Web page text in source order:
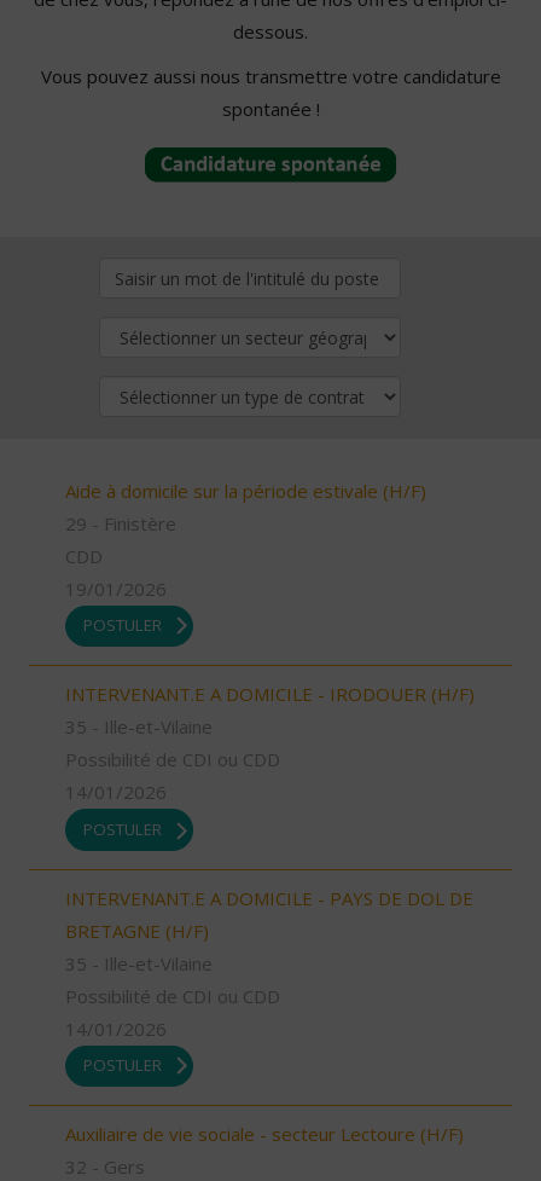
dessous.
Vous pouvez aussi nous transmettre votre candidature
spontanée !
Aide à domicile sur la période estivale (H/F)
29 - Finistère
CDD
19/01/2026
POSTULER
INTERVENANT.E A DOMICILE - IRODOUER (H/F)
35 - Ille-et-Vilaine
Possibilité de CDI ou CDD
14/01/2026
POSTULER
INTERVENANT.E A DOMICILE - PAYS DE DOL DE
BRETAGNE (H/F)
35 - Ille-et-Vilaine
Possibilité de CDI ou CDD
14/01/2026
POSTULER
Auxiliaire de vie sociale - secteur Lectoure (H/F)
32 - Gers